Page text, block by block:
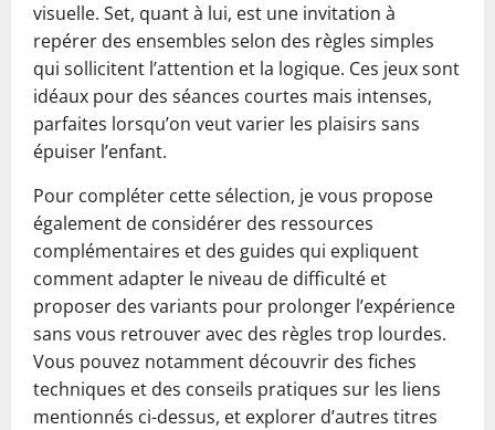
visuelle. Set, quant à lui, est une invitation à
repérer des ensembles selon des règles simples
qui sollicitent l’attention et la logique. Ces jeux sont
idéaux pour des séances courtes mais intenses,
parfaites lorsqu’on veut varier les plaisirs sans
épuiser l’enfant.
Pour compléter cette sélection, je vous propose
également de considérer des ressources
complémentaires et des guides qui expliquent
comment adapter le niveau de difficulté et
proposer des variants pour prolonger l’expérience
sans vous retrouver avec des règles trop lourdes.
Vous pouvez notamment découvrir des fiches
techniques et des conseils pratiques sur les liens
mentionnés ci-dessus, et explorer d’autres titres